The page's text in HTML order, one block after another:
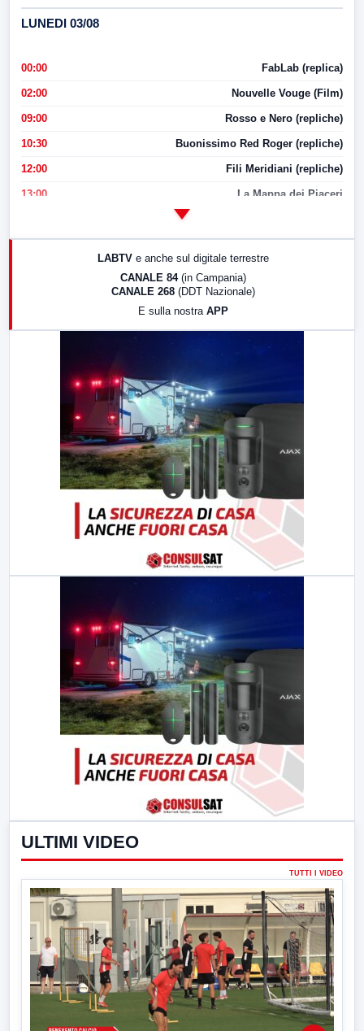
LUNEDI 03/08
00:00 FabLab (replica)
02:00 Nouvelle Vouge (Film)
09:00 Rosso e Nero (repliche)
10:30 Buonissimo Red Roger (repliche)
12:00 Fili Meridiani (repliche)
13:00 La Mappa dei Piaceri
17:00 LabNews (replica)
LABTV e anche sul digitale terrestre
CANALE 84 (in Campania)
CANALE 268 (DDT Nazionale)
E sulla nostra APP
ULTIMI VIDEO
TUTTI I VIDEO